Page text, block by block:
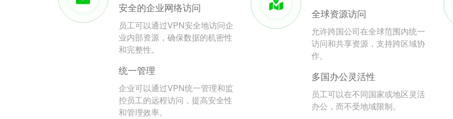
安全的企业网络访问
员工可以通过VPN安全地访问企
业内部资源，确保数据的机密性
和完整性。
统一管理
企业可以通过VPN统一管理和监
控员工的远程访问，提高安全性
和管理效率。
全球资源访问
允许跨国公司在全球范围内统一
访问和共享资源，支持跨区域协
作。
多国办公灵活性
员工可以在不同国家或地区灵活
办公，而不受地域限制。